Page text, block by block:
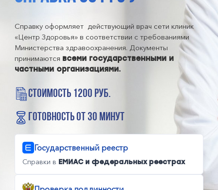
Справку оформляет действующий врач сети клиник
«Центр Здоровья» в соответствии с требованиями
Министерства здравоохранения. Документы
принимаются всеми государственными и
частными организациями.
стоимость 1200 руб.
готовность от 30 минут
Государственный реестр
Справки в ЕМИАС и федеральных реестрах